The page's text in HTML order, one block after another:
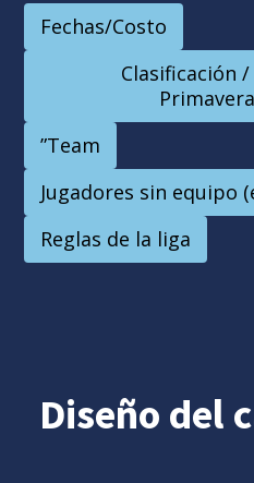
Fechas/Costo
Clasificación
”Team
Jugadores sin equipo
Reglas de la liga
Diseño del